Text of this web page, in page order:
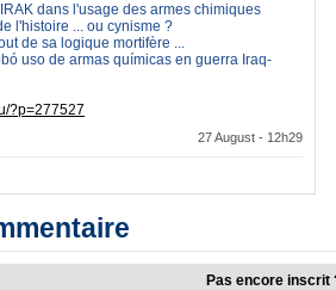
dans l'usage des armes chimiques
l'histoire ... ou cynisme ?
de sa logique mortifère ...
uso de armas químicas en guerra Iraq-
?p=277527
27 August - 12h29
Pas encore inscrit